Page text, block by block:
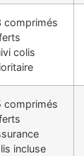
comprimés
colis
comprimés
incluse